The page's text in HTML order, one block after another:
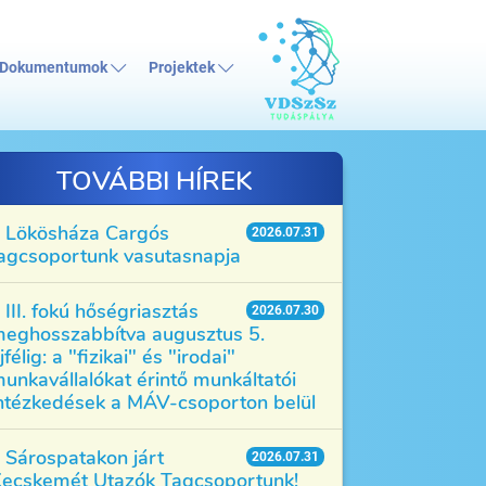
Dokumentumok Projektek
TOVÁBBI HÍREK
2026.07.31
Lökösháza Cargós
vasutasnapja
2026.07.30
III. fokú hőségriasztás
augusztus 5.
a "fizikai" és "irodai"
érintő munkáltatói
a MÁV-csoporton belül
2026.07.31
Sárospatakon járt
Utazók Tagcsoportunk!